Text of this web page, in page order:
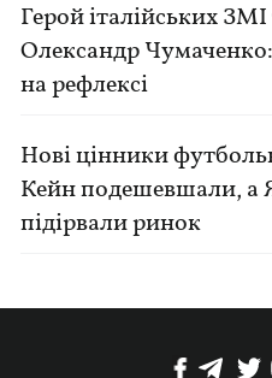
Герой італійських
Олександр
на рефлексі
Нові цінники
Кейн подешевшали, а
підірвали ринок